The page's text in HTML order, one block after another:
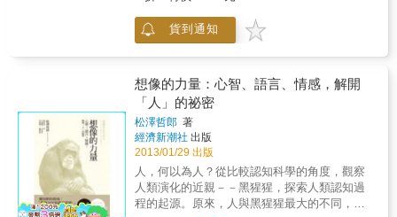
學中心執行長 「承現峻什麼都做得到。他早就
被公認為一流的物理學家、電腦高手，以及開
他也是一位了不起的作家。」──史特格茲
（Steven Strogatz），康乃爾大學教授，《同
步》（Sync）作者 「一部具有里程碑意義的作
品華麗登場，至今還沒有其他研究者能夠如此
深入大腦叢林，並揭露其中奧祕與大家共
享。」──伊葛門（David Eagleman），《躲在
我腦中的陌生人》（Incognito）及《死後四十
種生活》（Sum）作者 「剛嶄露頭角的神經連
結體學，是極其重要且令人振奮的研究領域，
辯，如在動物身上注入人體細胞等各種具爭議
性的轉基因技術。
大腦怎麼運作，才不會再被錯誤觀念給騙得團
團轉！各種關於大腦的常見迷思，現在就讓東
特色【原來記憶力是這麼回事？】人到底是怎
麼記憶的？為什麼有些事可以記得很熟，有些
事卻馬上就忘？大腦第一奧義：東大教授帶你
從頭瞭解我們記憶的原理、瞭解人腦為什麼有
「學習」的功能、瞭解為什麼人會健忘。從此
你更能善用大腦，記得更快更清楚！【原來腦
部科學這麼簡單？】智商到底是什麼？和基因
有關嗎？基因改造是不是可以創造出超人啊？
大腦第二奧義：要懂腦部科學的專業知識，原
貨到通知
想像的力量：心智、語言、情感，解開
「人」的祕密
松澤哲郎 著
經濟新潮社 出版
2013/01/29 出版
人，何以為人？從比較認知科學的角度，觀察
人類演化的近親－－黑猩猩，探索人類認知過
程的起源。原來，人與黑猩猩最大的不同，在